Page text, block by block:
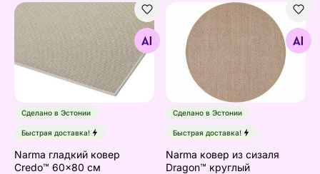
Narma гладкий ковер Credo™ 60x80 см
Найдите похожие
Сделано в Эстонии
Быстрая доставка!
Narma гладкий ковер
Credo™ 60x80 см
Narma ковер из сизаля
Найдите похожие
Сделано в Эстонии
Быстрая доставка!
Narma ковер из сизаля
Dragon™ круглый